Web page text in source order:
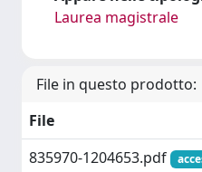
Laurea magistrale
File in questo prodotto:
File
835970-1204653.pdf